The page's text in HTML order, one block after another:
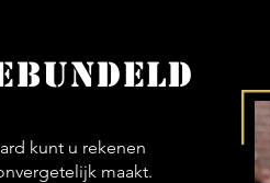
kunt u rekenen
maakt.